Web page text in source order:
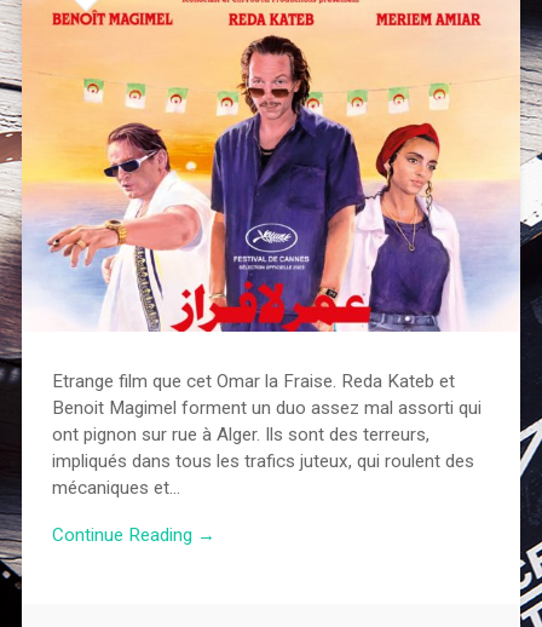
Etrange film que cet Omar la Fraise. Reda Kateb et
Benoit Magimel forment un duo assez mal assorti qui
ont pignon sur rue à Alger. Ils sont des terreurs,
impliqués dans tous les trafics juteux, qui roulent des
mécaniques et…
Continue Reading →